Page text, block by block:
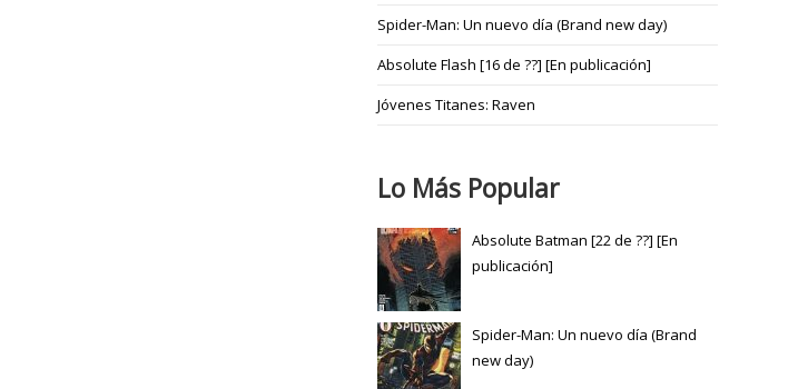
Spider-Man: Un nuevo día (Brand new day)
Absolute Flash [16 de ??] [En publicación]
Jóvenes Titanes: Raven
Lo Más Popular
Absolute Batman [22 de ??] [En
publicación]
Spider-Man: Un nuevo día (Brand
new day)